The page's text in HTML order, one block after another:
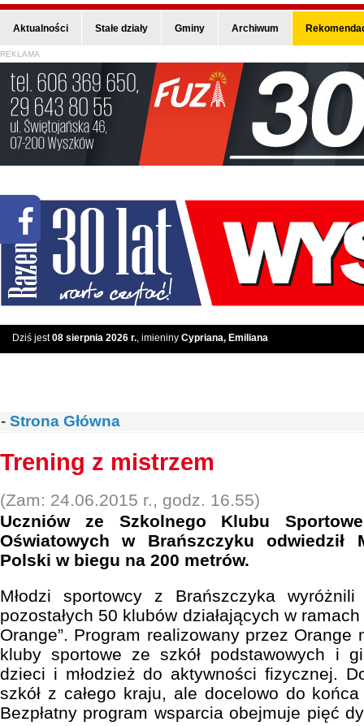
Aktualności Stałe działy Gminy Archiwum
REKLAMA
Dziś jest08 sierpnia 2026 r., imieniny Cypriana, Emiliana
- Strona Główna
Trening z mistrzem
(Zam: 24.06.2015 r., godz. 16.55)
Uczniów ze Szkolnego Klubu
Oświatowych w Brańszczyku
Polski w biegu na 200 metrów.
Młodzi sportowcy z Brańszczyka
pozostałych 50 klubów działających w
Orange”. Program realizowany przez
kluby sportowe ze szkół podstawowych i
dzieci i młodzież do aktywności fizycznej.
szkół z całego kraju, ale docelowo do
Bezpłatny program wsparcia obejmuje pięć